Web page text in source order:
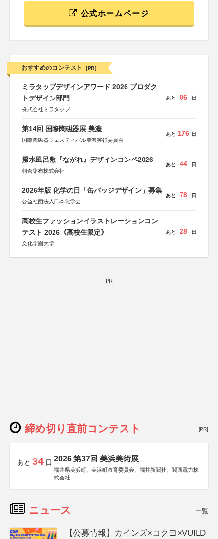
公式ホームページ
おすすめのコンテスト [PR]
ミラタップデザインアワード 2026 プロダク
トデザイン部門
株式会社ミラタップ
あと 86 日
第14回 国際陶磁器展 美濃
国際陶磁器フェスティバル美濃実行委員会
あと 176 日
撥水風呂敷『ながれ』デザインコンペ2026
朝倉染布株式会社
あと 44 日
2026年版 化学の日「缶バッジデザイン」募集
公益社団法人日本化学会
あと 78 日
高校生ファッションイラストレーションコン
テスト 2026《高校生限定》
文化学園大学
あと 28 日
PR
締め切り直前コンテスト [PR]
あと 34 日 2026 第37回 美浜美術展
福井県美浜町、美浜町教育委員会、福井新聞社、関西電力株
式会社
ニュース 一覧
【公募情報】カインズ×コクヨ×VUILD